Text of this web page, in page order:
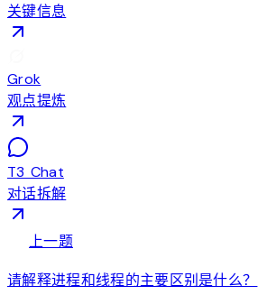
关键信息
Grok
观点提炼
T3 Chat
对话拆解
上一题
请解释进程和线程的主要区别是什么？